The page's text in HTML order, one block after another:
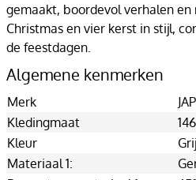
gemaakt, boordevol verhalen en
Christmas en vier kerst in stijl,
de feestdagen.
Algemene kenmerken
Merk
Kledingmaat
Kleur
Materiaal 1: